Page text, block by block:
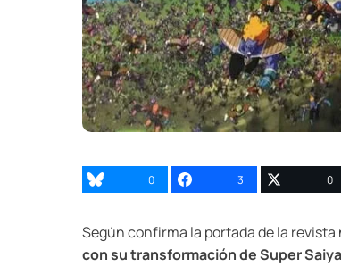
0 3 0
Según confirma la portada de la revista
con su transformación de Super